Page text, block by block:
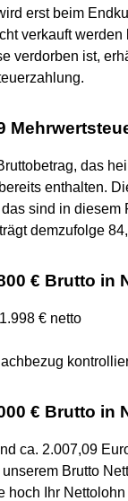
erst beim
verkauft werden
verdorben ist,
das
enthalten.
sind in diesem
demzufolge
€ Brutto in
€ netto
€ Brutto in
ca. 2.007,09
Brutto
hoch Ihr